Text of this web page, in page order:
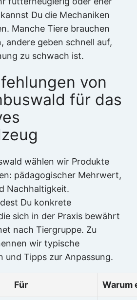
Du die Mechaniken
Manche Tiere brauchen
andere geben schnell auf,
zu schwach ist.
von
für das
wählen wir Produkte
pädagogischer Mehrwert,
Nachhaltigkeit.
Du konkrete
sich in der Praxis bewährt
nach Tiergruppe. Zu
wir typische
und Tipps zur Anpassung.
Für Warum